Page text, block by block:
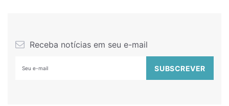
Receba notícias em seu e-mail